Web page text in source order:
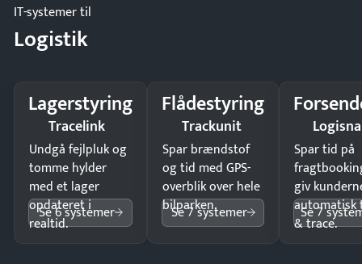
IT-systemer til
Logistik
Lagerstyring
Tracelink
Undgå fejlpluk og
tomme hylder
med et lager
opdateret i
realtid.
Se 6 systemer
Flådestyring
Trackunit
Spar brændstof
og tid med GPS-
overblik over hele
bilparken.
Se 7 systemer
Spar tid på
giv
automatisk
& trace.
Se 7